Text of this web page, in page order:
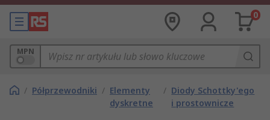
0
MPN
/ Półprzewodniki / Elementy
dyskretne
/ Diody Schottky'ego
i prostownicze